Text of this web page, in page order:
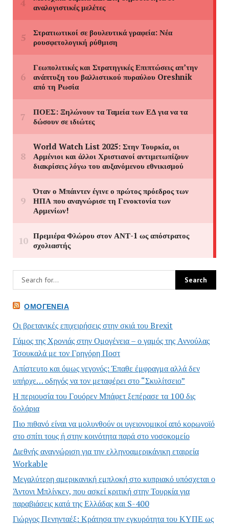
ΟΜΟΓΈΝΕΙΑ
Οι βρετανικές επιχειρήσεις στην σκιά του Brexit
Γάμος της Χρονιάς στην Ομογένεια – ο γαμός της Αννούλας
Τσουκαλά με τον Γρηγόρη Ποστ
Απίστευτο και όμως γεγονός: Έπαθε έμφραγμα αλλά δεν
υπήρχε… οδηγός να τον μεταφέρει στο “Σκυλίτσειο”
Η περιουσία του Γουόρεν Μπάφετ ξεπέρασε τα 100 δις
δολάρια
Πιο πιθανό είναι να μολυνθούν οι υγειονομικοί από κορωνοϊό
στο σπίτι τους ή στην κοινότητα παρά στο νοσοκομείο
Διεθνής αναγνώριση για την ελληνοαμερικάνικη εταιρεία
Workable
Μεγαλύτερη αμερικανική εμπλοκή στο κυπριακό υπόσχεται ο
Άντονι Μπλίνκεν, που ασκεί κριτική στην Τουρκία για
παραβιάσεις κατά της Ελλάδας και S-400
Γιώργος Πενηνταέξ: Κράτησα την εγκυρότητα του ΚΥΠΕ ως